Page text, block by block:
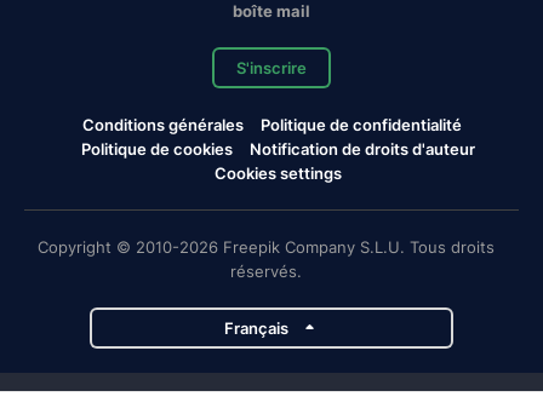
boîte mail
S'inscrire
Conditions générales
Politique de confidentialité
Politique de cookies
Notification de droits d'auteur
Cookies settings
Copyright © 2010-2026 Freepik Company S.L.U. Tous droits
réservés.
Français